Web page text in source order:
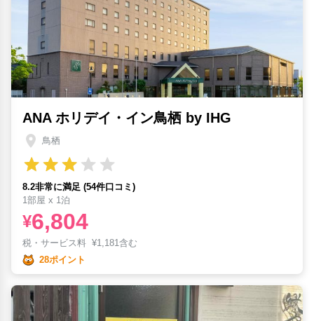
ANA ホリデイ・イン鳥栖 by IHG
鳥栖
8.2非常に満足 (54件口コミ)
1部屋 x 1泊
¥6,804
税・サービス料 ¥1,181含む
28ポイント